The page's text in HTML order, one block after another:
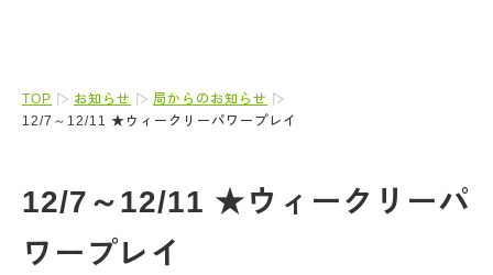
TOP お知らせ
局からのお知らせ
12/7～12/11 ★ウィークリーパワープレイ
12/7～12/11 ★ウィークリーパ
ワープレイ